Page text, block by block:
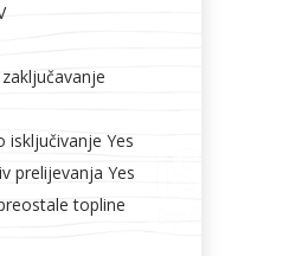
isključivanje Yes
prelijevanja Yes
topline